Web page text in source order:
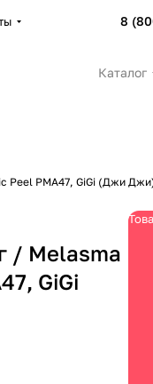
8
Каталог
Peel PMA47, GiGi (Джи
/ Melasma
GiGi